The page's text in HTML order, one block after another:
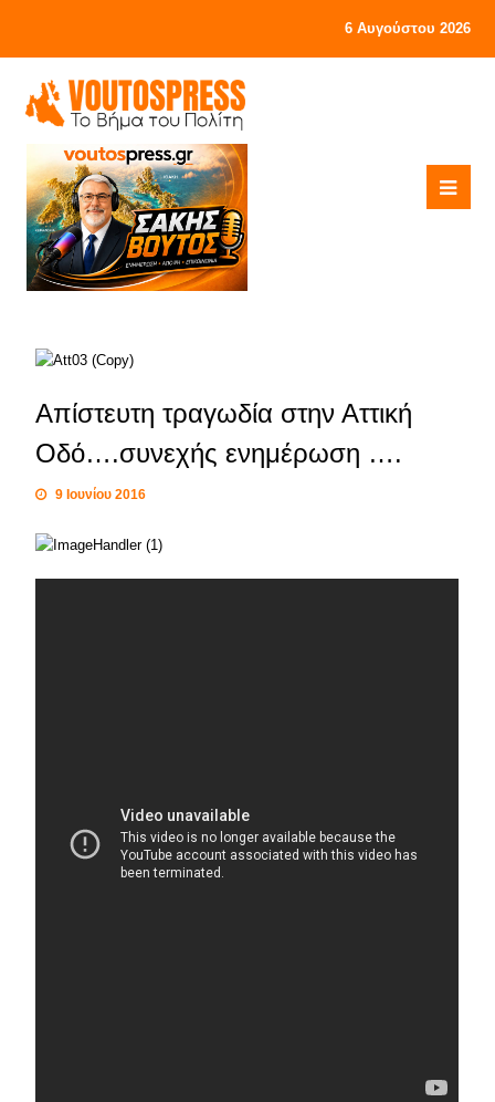
6 Αυγούστου 2026
Απίστευτη τραγωδία στην Αττική
Οδό….συνεχής ενημέρωση ….
9 Ιουνίου 2016